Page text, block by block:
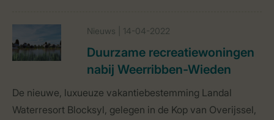
Nieuws | 14-04-2022
Duurzame recreatiewoningen
nabij Weerribben-Wieden
De nieuwe, luxueuze vakantiebestemming Landal
Waterresort Blocksyl, gelegen in de Kop van Overijssel,